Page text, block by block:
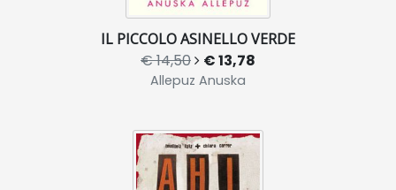
IL PICCOLO ASINELLO VERDE
€ 14,50 € 13,78
Allepuz Anuska